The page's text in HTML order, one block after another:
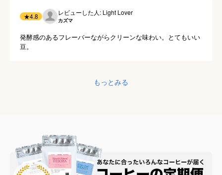
★4.8 レビューした人: Light Lover
カズマ
発酵感のあるフレーバーながらクリーンな味わい。とてもいい
豆。
もっとみる